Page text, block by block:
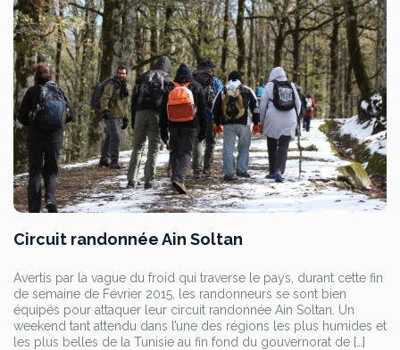
Circuit randonnée Ain Soltan
Avertis par la vague du froid qui traverse le pays, durant cette fin
de semaine de Février 2015, les randonneurs se sont bien
équipés pour attaquer leur circuit randonnée Ain Soltan. Un
weekend tant attendu dans l’une des régions les plus humides et
les plus belles de la Tunisie au fin fond du gouvernorat de […]